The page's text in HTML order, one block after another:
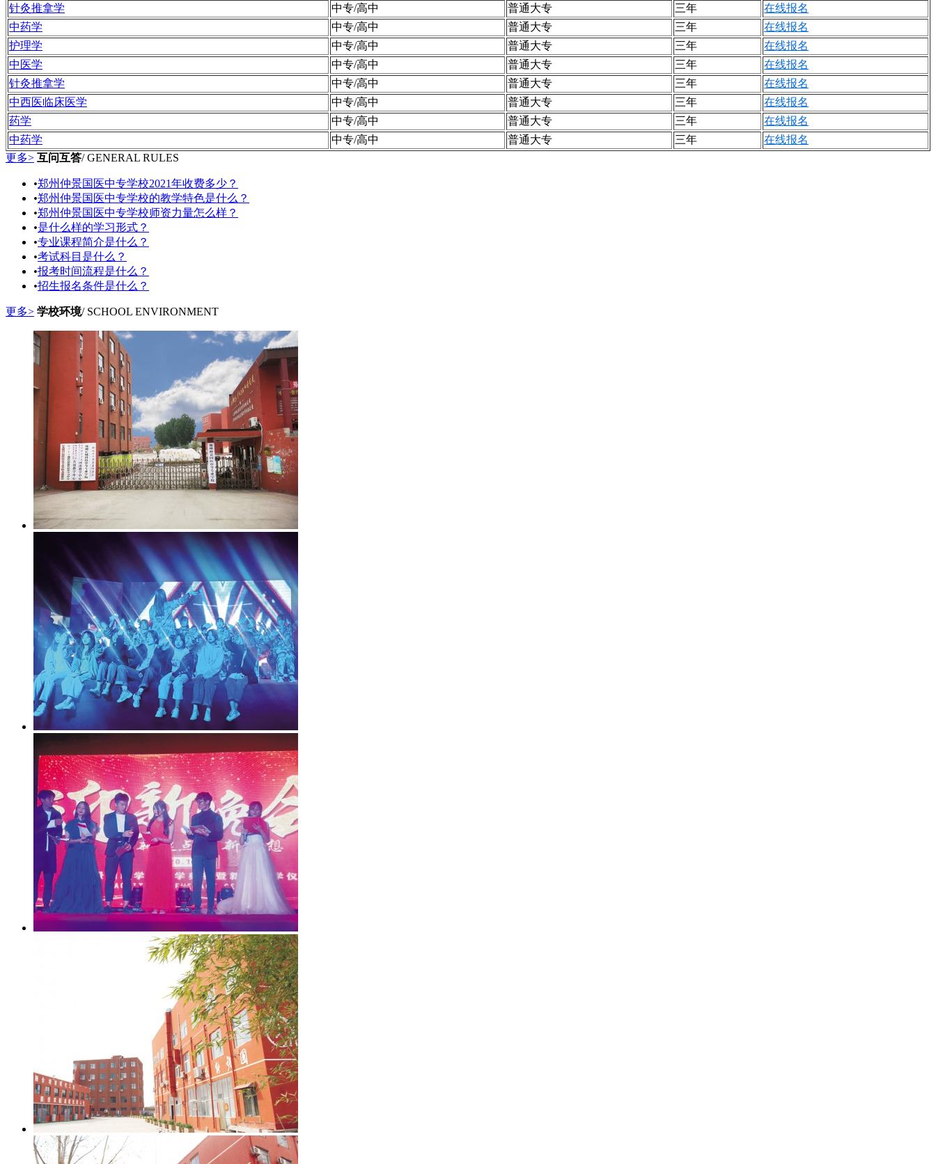
针灸推拿学
中专/高中 普通大专 三年
在线报名
中药学
中专/高中 普通大专 三年
在线报名
护理学
中专/高中 普通大专 三年
在线报名
中医学
中专/高中 普通大专 三年
在线报名
针灸推拿学
中专/高中 普通大专 三年
在线报名
中西医临床医学
中专/高中 普通大专 三年
在线报名
药学
中专/高中 普通大专 三年
在线报名
中药学
中专/高中 普通大专 三年
在线报名
更多> 互问互答/ GENERAL RULES
•郑州仲景国医中专学校2021年收费多少？
•郑州仲景国医中专学校的教学特色是什么？
•郑州仲景国医中专学校师资力量怎么样？
•是什么样的学习形式？
•专业课程简介是什么？
•考试科目是什么？
•报考时间流程是什么？
•招生报名条件是什么？
更多> 学校环境/ SCHOOL ENVIRONMENT